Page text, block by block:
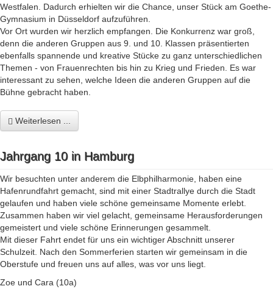
Westfalen. Dadurch erhielten wir die Chance, unser Stück am Goethe-
Gymnasium in Düsseldorf aufzuführen.
Vor Ort wurden wir herzlich empfangen. Die Konkurrenz war groß,
denn die anderen Gruppen aus 9. und 10. Klassen präsentierten
ebenfalls spannende und kreative Stücke zu ganz unterschiedlichen
Themen - von Frauenrechten bis hin zu Krieg und Frieden. Es war
interessant zu sehen, welche Ideen die anderen Gruppen auf die
Bühne gebracht haben.
Weiterlesen ...
Jahrgang 10 in Hamburg
Wir besuchten unter anderem die Elbphilharmonie, haben eine
Hafenrundfahrt gemacht, sind mit einer Stadtrallye durch die Stadt
gelaufen und haben viele schöne gemeinsame Momente erlebt.
Zusammen haben wir viel gelacht, gemeinsame Herausforderungen
gemeistert und viele schöne Erinnerungen gesammelt.
Mit dieser Fahrt endet für uns ein wichtiger Abschnitt unserer
Schulzeit. Nach den Sommerferien starten wir gemeinsam in die
Oberstufe und freuen uns auf alles, was vor uns liegt.
Zoe und Cara (10a)